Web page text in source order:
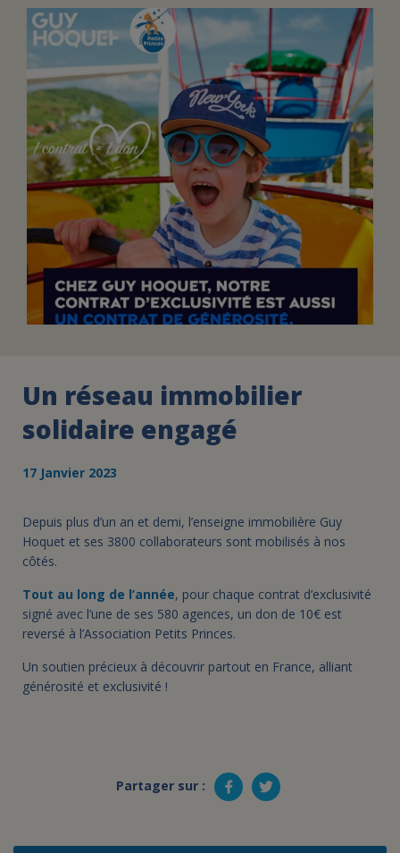
FAIRE UN DON
ASSURANCE VIE/LEGS
ESPACE PRESSE
JE DEVIENS
BÉNÉVOLE
DEVENIR
UN PETIT PRINCE
Un réseau immobilier
solidaire engagé
17 Janvier 2023
Depuis plus d’un an et demi, l’enseigne immobilière Guy
Hoquet et ses 3800 collaborateurs sont mobilisés à nos
côtés.
Tout au long de l’année, pour chaque contrat d’exclusivité
signé avec l’une de ses 580 agences, un don de 10€ est
reversé à l’Association Petits Princes.
Un soutien précieux à découvrir partout en France, alliant
générosité et exclusivité !
Partager sur :